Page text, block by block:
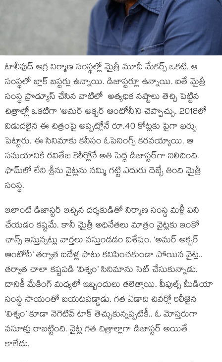
టాలీవుడ్ అగ్ర నిర్మాణ సంస్థల్లో మైత్రీ మూవీ మేకర్స్ ఒకటి. ఆ
సంస్థలో బ్లాక్ బస్టర్లు ఉన్నాయి. డిజాస్టర్లూ ఉన్నాయి. ఐతే మైత్రీ
సంస్థ ప్రొడ్యూస్ చేసిన వాటిలో అత్యధిక నష్టాలు తెచ్చి పెట్టిన
చిత్రాల్లో ఒకటిగా ‘అమర్ అక్బర్ ఆంటోనీ’ని చెప్పొచ్చు. 2018లో
విడుదలైన ఈ చిత్రంపై అప్పట్లోనే రూ.40 కోట్లకు పైగా ఖర్చు
పెట్టారు. ఈ సినిమాకు కనీసం ఓపెనింగ్స్ కరవయ్యాయి. ఆ
సమయానికి రవితేజ కెరీర్లోనే అతి పెద్ద డిజాస్టర్‌గా నిలిచింది.
ఫామ్‌లో లేని శ్రీను వైట్లను నమ్మి గట్టి ఎదురు దెబ్బే తింది మైత్రీ
సంస్థ.
ఇలాంటి డిజాస్టర్ ఇచ్చిన దర్శకుడితో నిర్మాణ సంస్థ మళ్లీ పని
చేయడం కష్టమే. కానీ మైత్రీ అధినేతలు మాత్రం వైట్లకు ఇంకో
ఛాన్స్ ఇస్తున్నట్లు వార్తలు వస్తుండడం విశేషం. ‘అమర్ అక్బర్
ఆంటోనీ’ తర్వాత ఐదేళ్ల పాటు కనిపించకుండా పోయిన వైట్ల..
తర్వాత చాలా కష్టపడి ‘విశ్వం’ సినిమాను సెట్ చేసుకున్నాడు.
దానికీ మేకింగ్ మధ్యలో ఇబ్బందులు తలెత్తాయి. పీపుల్స్ మీడియా
సంస్థ సాయంతో బయటపడ్డాడు. గత ఏడాది చివర్లో రిలీజైన
‘విశ్వం’ కూడా నెగెటివ్ టాక్ తెచ్చుకున్నప్పటికీ.. ఓ మోస్తరుగా
వసూళ్లు రాబట్టింది. వైట్ల గత చిత్రాల్లాగా డిజాస్టర్ అయితే
కాలేదు.